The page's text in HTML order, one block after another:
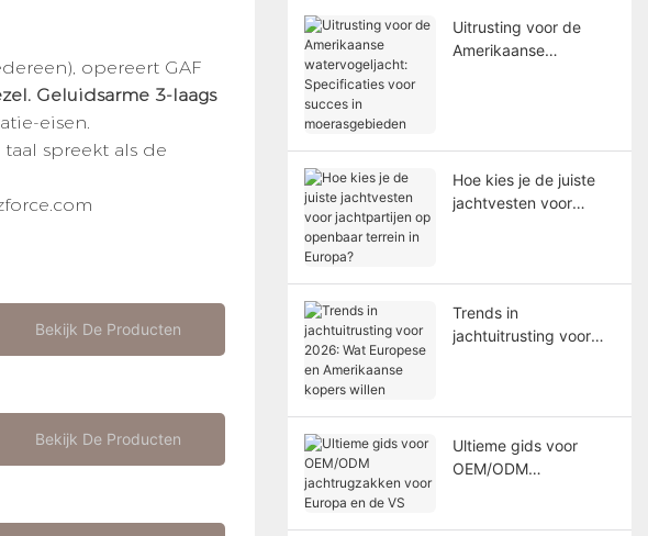
opereert GAF
Geluidsarme 3-laags
eisen.
spreekt als de
Bekijk De Producten
Bekijk De Producten
Uitrusting voor de
Amerikaanse
Hoe kies je de juiste
jachtvesten voor
Trends in
jachtuitrusting voor
Ultieme gids voor
OEM/ODM